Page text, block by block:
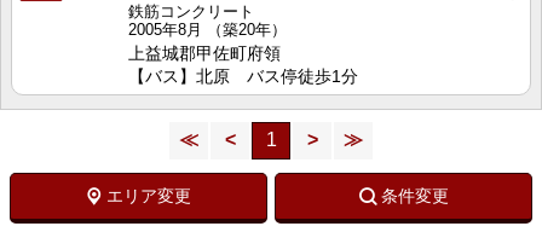
鉄筋コンクリート
2005年8月
（築20年）
上益城郡甲佐町府領
【バス】北原 バス停徒歩1分
≪ < 1 > ≫
エリア変更 条件変更